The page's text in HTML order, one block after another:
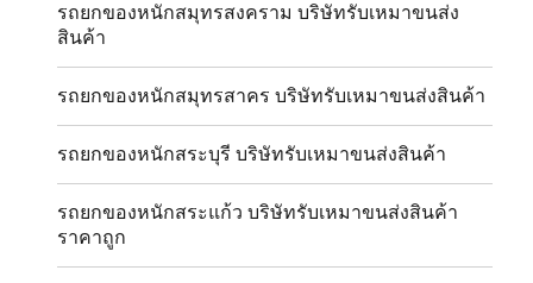
รถยกของหนักสมุทรสงคราม บริษัทรับเหมาขนส่ง
สินค้า
รถยกของหนักสมุทรสาคร บริษัทรับเหมาขนส่งสินค้า
รถยกของหนักสระบุรี บริษัทรับเหมาขนส่งสินค้า
รถยกของหนักสระแก้ว บริษัทรับเหมาขนส่งสินค้า
ราคาถูก